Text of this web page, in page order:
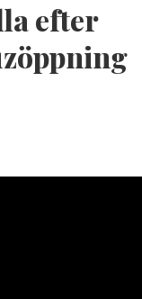
efter